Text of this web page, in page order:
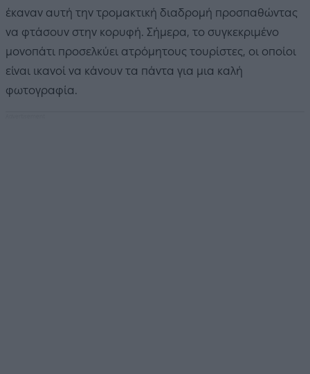
έκαναν αυτή την τρομακτική διαδρομή προσπαθώντας
να φτάσουν στην κορυφή. Σήμερα, το συγκεκριμένο
μονοπάτι προσελκύει ατρόμητους τουρίστες, οι οποίοι
είναι ικανοί να κάνουν τα πάντα για μια καλή
φωτογραφία.